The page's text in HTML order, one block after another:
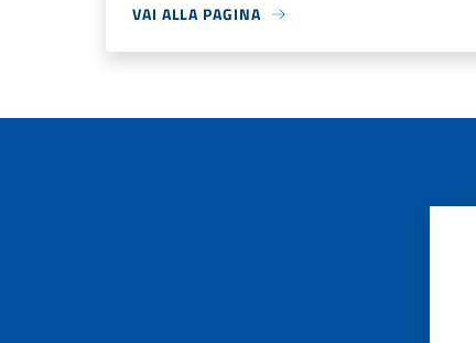
VAI ALLA PAGINA